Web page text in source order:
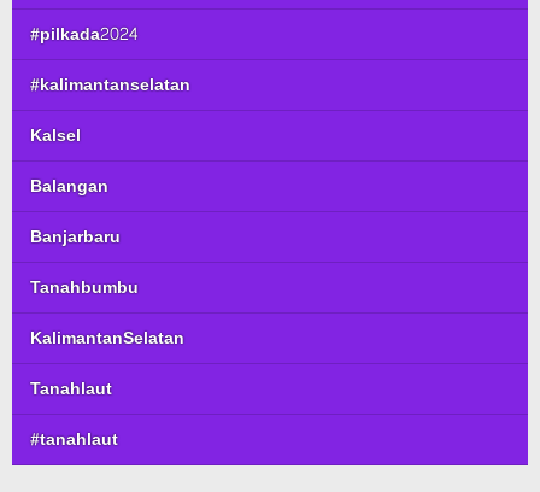
#pilkada2024
#kalimantanselatan
Kalsel
Balangan
Banjarbaru
Tanahbumbu
KalimantanSelatan
Tanahlaut
#tanahlaut